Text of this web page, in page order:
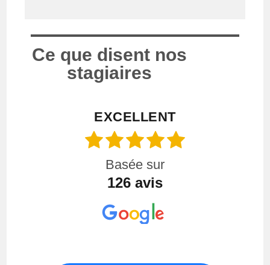
Ce que disent nos
stagiaires
EXCELLENT
Basée sur
126 avis